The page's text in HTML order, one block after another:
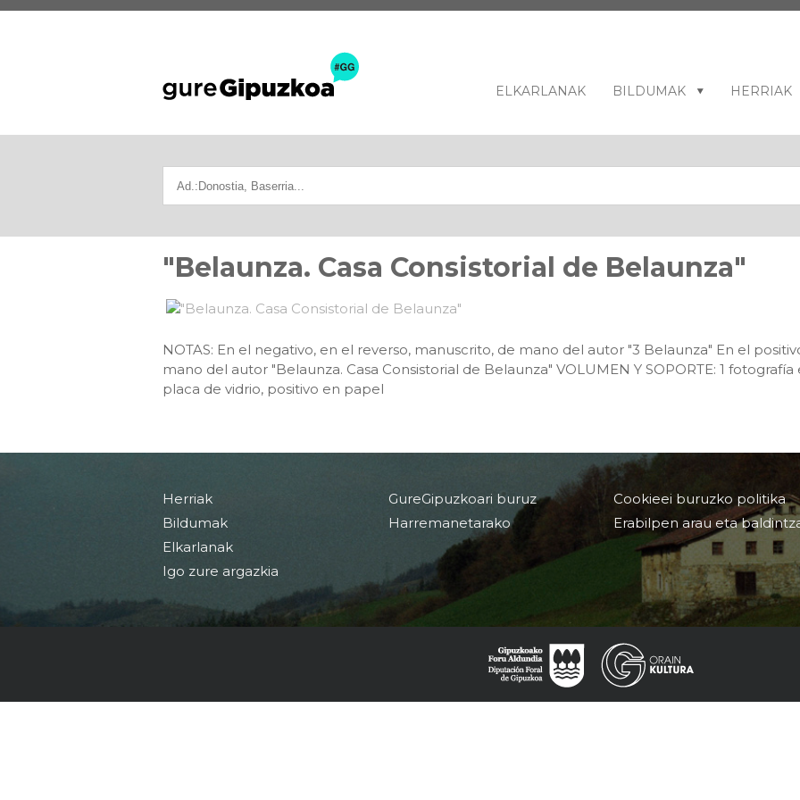
ELKARLANAK BILDUMAK HERRIAK
"Belaunza. Casa Consistorial de Belaunza"
NOTAS: En el negativo, en el reverso, manuscrito, de mano del autor "3 Belaunza" En el
mano del autor "Belaunza. Casa Consistorial de Belaunza" VOLUMEN Y SOPORTE: 1
placa de vidrio, positivo en papel
Herriak
Bildumak
Elkarlanak
Igo zure argazkia
GureGipuzkoari buruz
Harremanetarako
Cookieei buruzko politika
Erabilpen arau eta